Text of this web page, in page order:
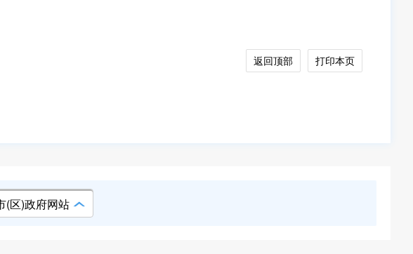
返回顶部 打印本页
(区)政府网站